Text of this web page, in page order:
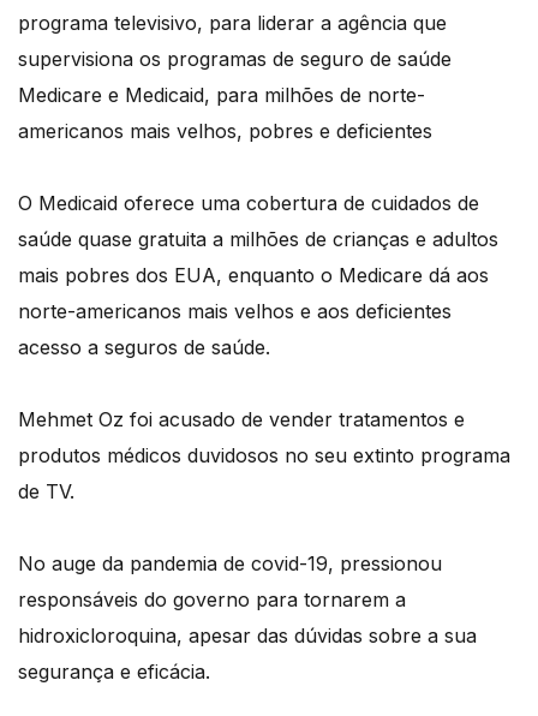
programa televisivo, para liderar a agência que
supervisiona os programas de seguro de saúde
Medicare e Medicaid, para milhões de norte-
americanos mais velhos, pobres e deficientes
O Medicaid oferece uma cobertura de cuidados de
saúde quase gratuita a milhões de crianças e adultos
mais pobres dos EUA, enquanto o Medicare dá aos
norte-americanos mais velhos e aos deficientes
acesso a seguros de saúde.
Mehmet Oz foi acusado de vender tratamentos e
produtos médicos duvidosos no seu extinto programa
de TV.
No auge da pandemia de covid-19, pressionou
responsáveis do governo para tornarem a
hidroxicloroquina, apesar das dúvidas sobre a sua
segurança e eficácia.